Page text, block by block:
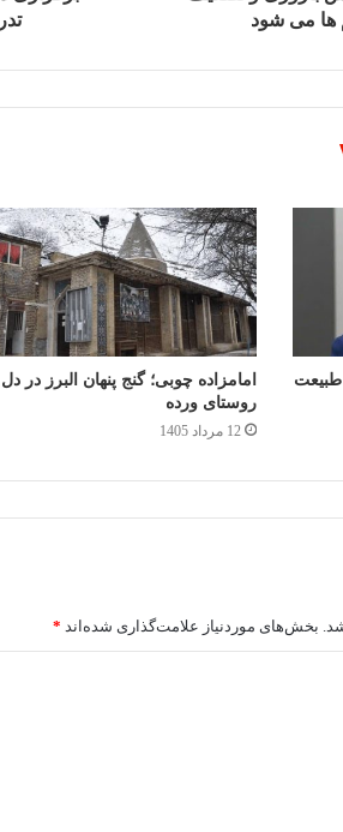
ها می شود
طبیعت
امامزاده چوبی؛ گنج پنهان البرز در دل
روستای ورده
12 مرداد 1405
بخش‌های موردنیاز علامت‌گذاری شده‌اند *